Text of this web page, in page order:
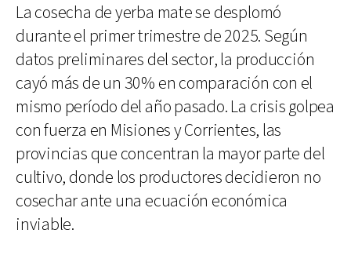
La cosecha de yerba mate se desplomó
durante el primer trimestre de 2025. Según
datos preliminares del sector, la producción
cayó más de un 30% en comparación con el
mismo período del año pasado. La crisis golpea
con fuerza en Misiones y Corrientes, las
provincias que concentran la mayor parte del
cultivo, donde los productores decidieron no
cosechar ante una ecuación económica
inviable.